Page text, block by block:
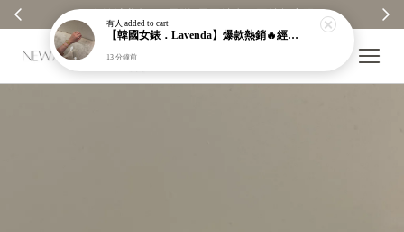
限 ✨ 【分享購物評價💬】贈$30元購物金
有人 added to cart
【韓國女錶．Lavenda】爆款熱銷🔥經典之作老錢風編織紋理奢華金錶【nk64】
13 分鐘前